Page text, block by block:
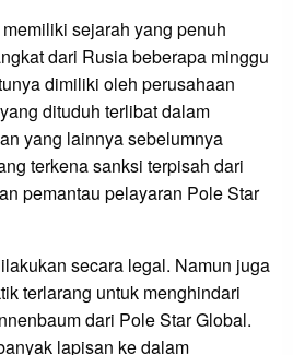
sejarah yang penuh
dari Rusia beberapa minggu
dimiliki oleh perusahaan
dituduh terlibat dalam
yang lainnya sebelumnya
terkena sanksi terpisah dari
pemantau pelayaran Pole Star
secara legal. Namun juga
terlarang untuk menghindari
dari Pole Star Global.
lapisan ke dalam